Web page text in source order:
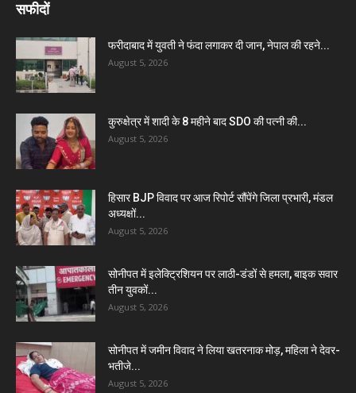
सफीदों
फरीदाबाद में युवती ने फंदा लगाकर दी जान, नेपाल की रहने...
August 5, 2026
कुरुक्षेत्र में शादी के 8 महीने बाद SDO की पत्नी की...
August 5, 2026
हिसार BJP विवाद पर आज रिपोर्ट सौंपेंगे जिला प्रभारी, मंडल
अध्यक्षों...
August 5, 2026
सोनीपत में इलेक्ट्रिशियन पर लाठी-डंडों से हमला, बाइक सवार
तीन युवकों...
August 5, 2026
सोनीपत में जमीन विवाद ने लिया खतरनाक मोड़, महिला ने देवर-
भतीजे...
August 5, 2026